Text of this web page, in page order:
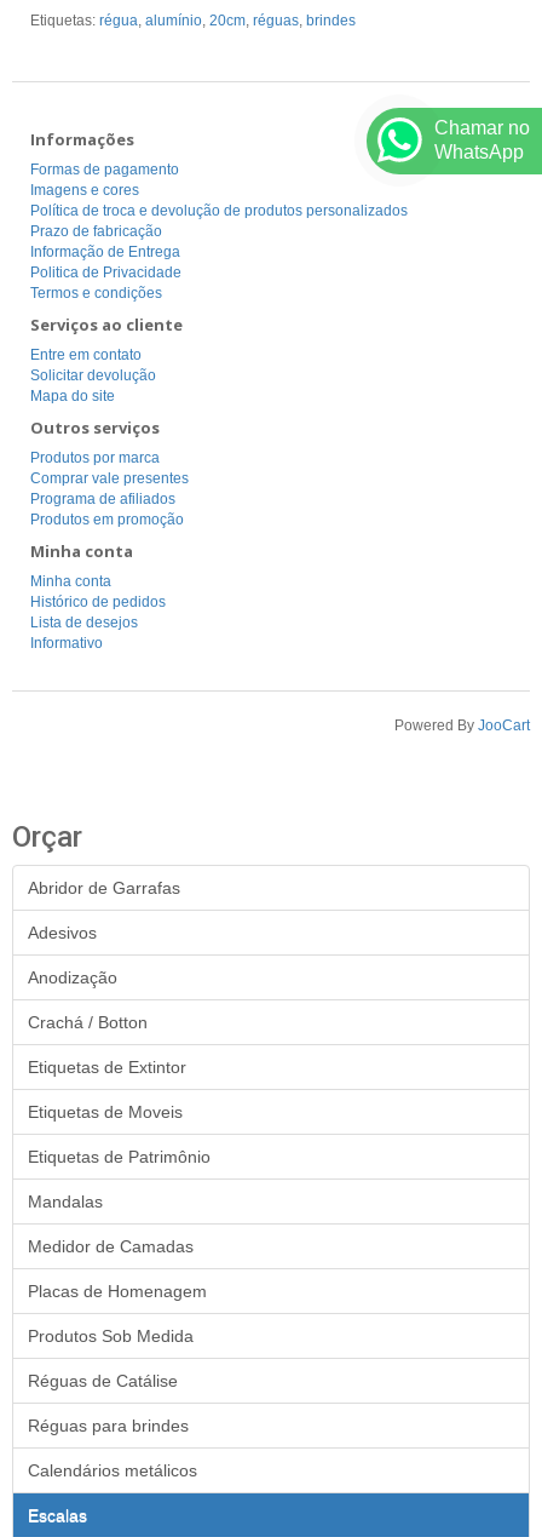
Etiquetas: régua, alumínio, 20cm, réguas, brindes
Informações
Formas de pagamento
Imagens e cores
Política de troca e devolução de produtos personalizados
Prazo de fabricação
Informação de Entrega
Politica de Privacidade
Termos e condições
Serviços ao cliente
Entre em contato
Solicitar devolução
Mapa do site
Outros serviços
Produtos por marca
Comprar vale presentes
Programa de afiliados
Produtos em promoção
Minha conta
Minha conta
Histórico de pedidos
Lista de desejos
Informativo
Powered By JooCart
Orçar
Abridor de Garrafas
Adesivos
Anodização
Crachá / Botton
Etiquetas de Extintor
Etiquetas de Moveis
Etiquetas de Patrimônio
Mandalas
Medidor de Camadas
Placas de Homenagem
Produtos Sob Medida
Réguas de Catálise
Réguas para brindes
Calendários metálicos
Escalas
Chamar no
WhatsApp